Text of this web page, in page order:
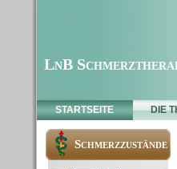
LnB
STARTSEITE DIE
Schmerzzustände